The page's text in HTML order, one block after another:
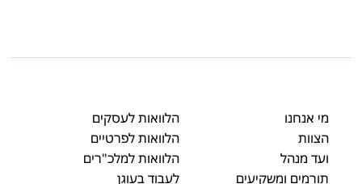
הלוואות לעסקים
הלוואות לפרטיים
הלוואות למלכ"רים
לעבוד בעוגן
מי אנחנו
הצוות
ועד מנהל
תורמים ומשקיעים